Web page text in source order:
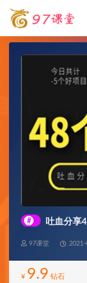
# 吐血分享
97课堂
¥ 9.9 钻石